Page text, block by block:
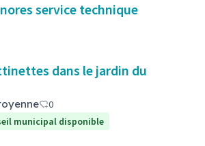
service technique
dans le jardin du
0
municipal disponible